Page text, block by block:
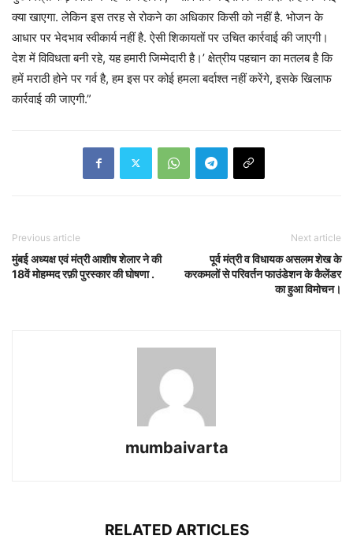
क्या खाएगा. लेकिन इस तरह से रोकने का अधिकार किसी को नहीं है. भोजन के
आधार पर भेदभाव स्वीकार्य नहीं है. ऐसी शिकायतों पर उचित कार्रवाई की जाएगी।
देश में विविधता बनी रहे, यह हमारी जिम्मेदारी है।’ क्षेत्रीय पहचान का मतलब है कि
हमें मराठी होने पर गर्व है, हम इस पर कोई हमला बर्दाश्त नहीं करेंगे, इसके खिलाफ
कार्रवाई की जाएगी.”
Previous article
मुंबई अध्यक्ष एवं मंत्री आशीष शेलार ने की
18वें मोहम्मद रफ़ी पुरस्कार की घोषणा .
Next article
पूर्व मंत्री व विधायक असलम शेख के
करकमलों से परिवर्तन फाउंडेशन के कैलेंडर
का हुआ विमोचन।
mumbaivarta
RELATED ARTICLES